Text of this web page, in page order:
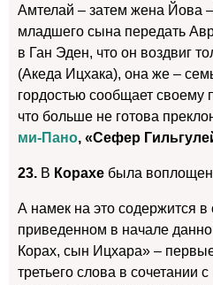
Амтелай – затем жена Йова
младшего сына передать
в Ган Эден, что он воздвиг
(Акеда Ицхака), она же –
гордостью сообщает
что больше не готова
ми-Пано, «Сефер
23. В Корахе была
А намек на это содержится
приведенном в начале
Корах, сын Ицхара» –
третьего слова в сочетании